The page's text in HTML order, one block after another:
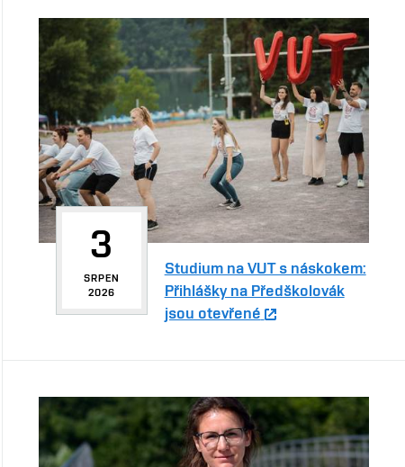
3
SRPEN
2026
Studium na VUT s náskokem:
Přihlášky na Předškolovák
jsou otevřené